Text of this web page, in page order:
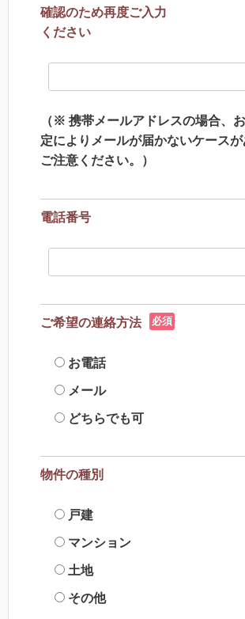
確認のため再度ご入力
ください
（※ 携帯メールアドレスの場合、
定によりメールが届かないケース
ご注意ください。）
電話番号
ご希望の連絡方法 必須
お電話
メール
どちらでも可
物件の種別
戸建
マンション
土地
その他